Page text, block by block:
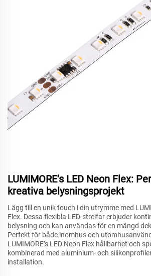
LUMIMORE’s LED Neon Flex:
kreativa belysningsprojekt
Lägg till en unik touch i din utrymme med
Flex. Dessa flexibla LED-streifar erbjuder
belysning och kan användas för en mängd
Perfekt för både inomhus och
LUMIMORE’s LED Neon Flex hållbarhet och
kombinerad med aluminium- och
installation.